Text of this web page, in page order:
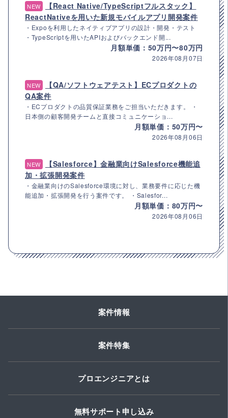
NEW
【React Native/TypeScriptフルスタック】
ReactNativeを用いた新規モバイルアプリ開発案件
・Expoを利用したネイティブアプリの設計・開発・テスト
・TypeScriptを用いたAPIおよびバックエンド開...
月額単価：50万円〜80万円
2026年08月07日
NEW
【QA/ソフトウェアテスト】ECプロダクトの
QA案件
・ECプロダクトの品質保証業務をご担当いただきます。 ・
日本側の顧客開発チームと直接コミュニケーショ...
月額単価：50万円〜
2026年08月06日
NEW
【Salesforce】金融業向けSalesforce機能追
加・拡張開発案件
・金融業向けのSalesforce環境に対し、業務要件に応じた機
能追加・拡張開発を行う案件です。 ・Salesfor...
月額単価：80万円〜
2026年08月06日
案件情報
案件特集
プロエンジニアとは
無料サポート申し込み